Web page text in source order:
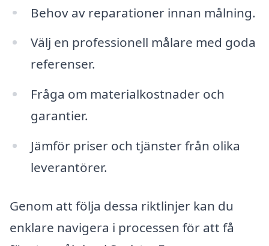
Behov av reparationer innan målning.
Välj en professionell målare med goda
referenser.
Fråga om materialkostnader och
garantier.
Jämför priser och tjänster från olika
leverantörer.
Genom att följa dessa riktlinjer kan du
enklare navigera i processen för att få